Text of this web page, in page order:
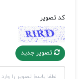
کد تصویر
تصویر جدید